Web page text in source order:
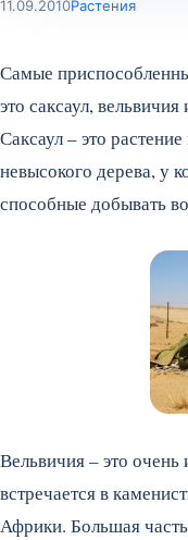
11.09.2010Растения
Самые
это саксаул, вельвичия
Саксаул – это
невысокого дерева, у
способные добывать
Вельвичия – это очень
встречается в
Африки. Большая